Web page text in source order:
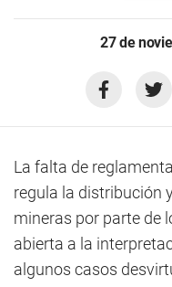
27 de
La falta de
regula la distribución
mineras por parte de
abierta a la
algunos casos